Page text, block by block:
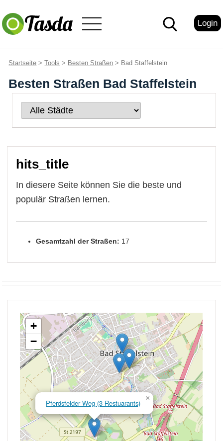
Login
Startseite >Tools > Besten Straßen > Bad Staffelstein
Besten Straßen Bad Staffelstein
hits_title
In diesere Seite können Sie die beste und
populär Straßen lernen.
Gesamtzahl der Straßen: 17